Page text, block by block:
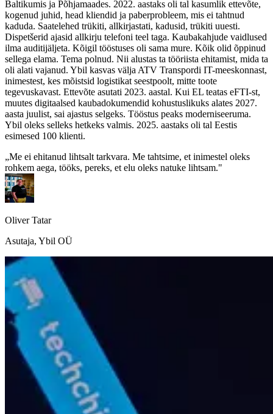
Baltikumis ja Põhjamaades. 2022. aastaks oli tal kasumlik ettevõte,
kogenud juhid, head kliendid ja paberprobleem, mis ei tahtnud
kaduda. Saatelehed trükiti, allkirjastati, kadusid, trükiti uuesti.
Dispetšerid ajasid allkirju telefoni teel taga. Kaubakahjude vaidlused
ilma auditijäljeta. Kõigil tööstuses oli sama mure. Kõik olid õppinud
sellega elama. Tema polnud. Nii alustas ta tööriista ehitamist, mida ta
oli alati vajanud. Ybil kasvas välja ATV Transpordi IT-meeskonnast,
inimestest, kes mõistsid logistikat seestpoolt, mitte toote
tegevuskavast. Ettevõte asutati 2023. aastal. Kui EL teatas eFTI-st,
muutes digitaalsed kaubadokumendid kohustuslikuks alates 2027.
aasta juulist, sai ajastus selgeks. Tööstus peaks moderniseeruma.
Ybil oleks selleks hetkeks valmis. 2025. aastaks oli tal Eestis
esimesed 100 klienti.
„Me ei ehitanud lihtsalt tarkvara. Me tahtsime, et inimestel oleks
rohkem aega, tööks, pereks, et elu oleks natuke lihtsam."
Oliver Tatar
Asutaja, Ybil OÜ